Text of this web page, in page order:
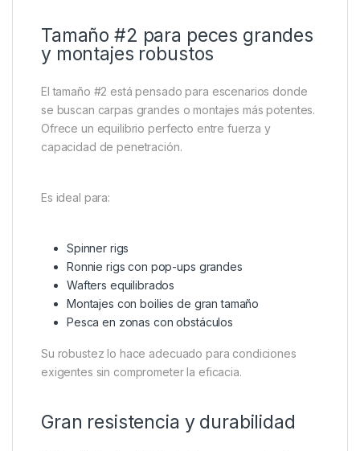
Tamaño #2 para peces grandes
y montajes robustos
El tamaño #2 está pensado para escenarios donde
se buscan carpas grandes o montajes más potentes.
Ofrece un equilibrio perfecto entre fuerza y
capacidad de penetración.
Es ideal para:
Spinner rigs
Ronnie rigs con pop-ups grandes
Wafters equilibrados
Montajes con boilies de gran tamaño
Pesca en zonas con obstáculos
Su robustez lo hace adecuado para condiciones
exigentes sin comprometer la eficacia.
Gran resistencia y durabilidad